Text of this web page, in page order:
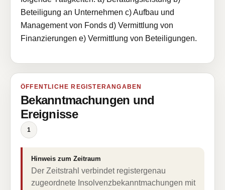
Beteiligung an Unternehmen c) Aufbau und
Management von Fonds d) Vermittlung von
Finanzierungen e) Vermittlung von Beteiligungen.
ÖFFENTLICHE REGISTERANGABEN
Bekanntmachungen und
Ereignisse
1
Hinweis zum Zeitraum
Der Zeitstrahl verbindet registergenau
zugeordnete Insolvenzbekanntmachungen mit